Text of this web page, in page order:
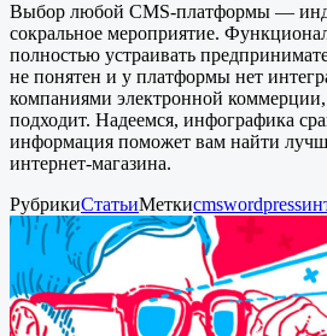
Выбор любой CMS-платформы —
сокральное мероприятие.
полностью устраивать
не понятен и у платформы нет
компаниями электронной
подходит. Надеемся, инфографика
информация поможет вам найти
интернет-магазина.
РубрикиСтатьиМеткиcmswordpress